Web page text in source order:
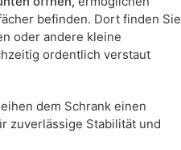
von +/- 2–3 cm möglich.
befinden. Dort finden Sie
oder andere kleine
ordentlich verstaut
dem Schrank einen
zuverlässige Stabilität und